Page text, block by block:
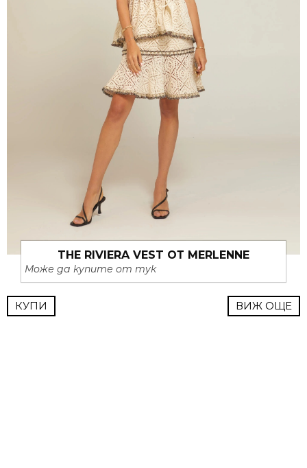
THE RIVIERA VEST ОТ MERLENNE
Може да купите от тук
КУПИ ВИЖ ОЩЕ